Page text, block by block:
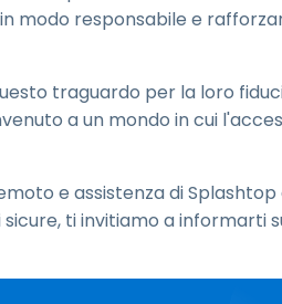
modo responsabile e
traguardo per la loro
a un mondo in cui
e assistenza di
ti invitiamo a informarti